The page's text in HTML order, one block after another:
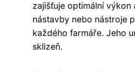
zajišťuje optimální
nástavby nebo nástroje
každého farmáře. Jeho
sklizeň.